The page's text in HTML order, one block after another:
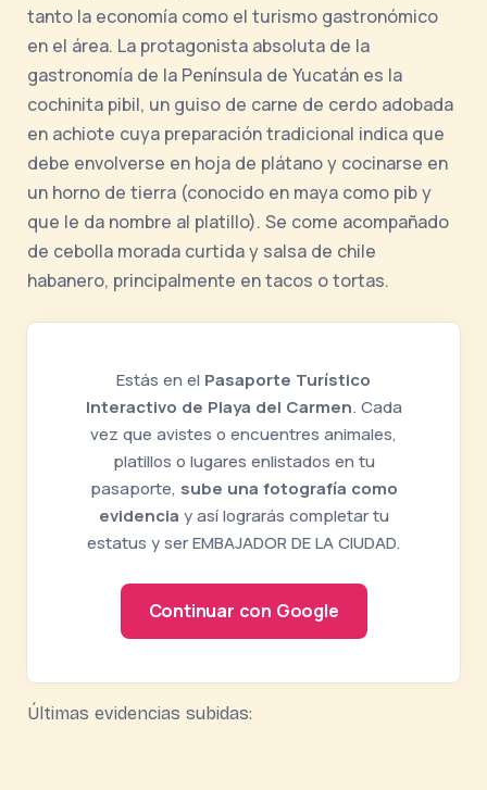
tanto la economía como el turismo gastronómico
en el área. La protagonista absoluta de la
gastronomía de la Península de Yucatán es la
cochinita pibil, un guiso de carne de cerdo adobada
en achiote cuya preparación tradicional indica que
debe envolverse en hoja de plátano y cocinarse en
un horno de tierra (conocido en maya como pib y
que le da nombre al platillo). Se come acompañado
de cebolla morada curtida y salsa de chile
habanero, principalmente en tacos o tortas.
Estás en el Pasaporte Turístico
Interactivo de Playa del Carmen. Cada
vez que avistes o encuentres animales,
platillos o lugares enlistados en tu
pasaporte, sube una fotografía como
evidencia y así lograrás completar tu
estatus y ser EMBAJADOR DE LA CIUDAD.
Continuar con Google
Últimas evidencias subidas: